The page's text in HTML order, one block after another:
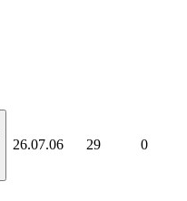
26.07.06 29 0